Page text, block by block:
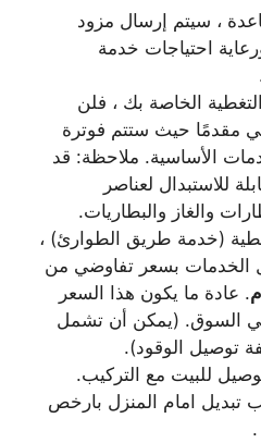
، سيتم إرسال مزود
احتياجات خدمة
الخاصة بك ، فلن
مقدمًا حيث ستتم فوترة
الأساسية. ملاحظة: قد
للاستبدال لعناصر
والغاز والبطاريات.
(خدمة طريق الطوارئ) ،
الخدمات بسعر تفاوضي من
. عادة ما يكون هذا السعر
السوق. (يمكن أن تشمل
توصيل الوقود).
للبيت مع التركيب.
تبديل امام المنزل بارخص
.